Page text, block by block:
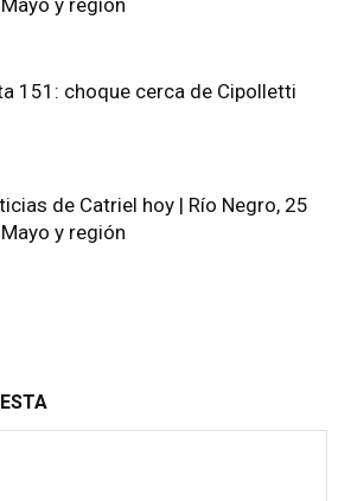
y región
151: choque cerca de Cipolletti
de Catriel hoy | Río Negro, 25
y región